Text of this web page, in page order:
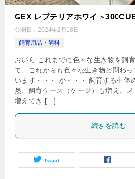
GEX レプテリアホワイト
公開日： 2024年2月18日
飼育用品・飼料
おいら これまでに色々な生き物を飼
て、これからも色々な生き物と関わ
います・・・ が・・・ 飼育する生体
然、飼育ケース（ケージ）も増え、
増えてき […]
続きを読む
Tweet